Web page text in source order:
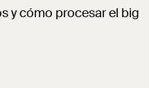
y cómo procesar el big